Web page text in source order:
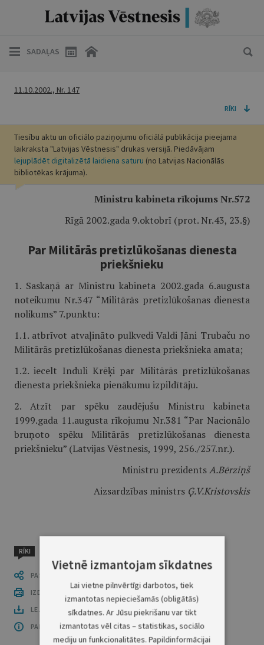
SADAĻAS
11.10.2002., Nr. 147
RĪKI
Tiesību aktu un oficiālo paziņojumu oficiālā publikācija pieejama
laikraksta "Latvijas Vēstnesis" drukas versijā. Piedāvājam
lejuplādēt digitalizētā laidiena saturu (no Latvijas Nacionālās
bibliotēkas krājuma).
Ministru kabineta rīkojums Nr.572
Rīgā 2002.gada 9.oktobrī (prot. Nr.43, 23.§)
Par Militārās pretizlūkošanas dienesta
priekšnieku
1. Saskaņā ar Ministru kabineta 2002.gada 6.augusta
noteikumu Nr.347 “Militārās pretizlūkošanas dienesta
nolikums” 7.punktu:
1.1. atbrīvot atvaļināto pulkvedi Valdi Jāni Trubaču no
Militārās pretizlūkošanas dienesta priekšnieka amata;
1.2. iecelt Induli Krēķi par Militārās pretizlūkošanas
dienesta priekšnieka pienākumu izpildītāju.
2. Atzīt par spēku zaudējušu Ministru kabineta
1999.gada 11.augusta rīkojumu Nr.381 “Par Nacionālo
bruņoto spēku Militārās pretizlūkošanas dienesta
priekšnieku” (Latvijas Vēstnesis, 1999, 256./257.nr.).
Ministru prezidentsA.Bērziņš
Aizsardzības ministrs Ģ.V.Kristovskis
RĪKI
PASTĀSTI CITIEM
IZDRUKĀT PUBLIKĀCIJU
LEJUPLĀDĒT LAIDIENU (PDF)
PAR OFICIĀLO IZDEVUMU
Vietnē izmantojam sīkdatnes
Lai vietne pilnvērtīgi darbotos, tiek
izmantotas nepieciešamās (obligātās)
sīkdatnes. Ar Jūsu piekrišanu var tikt
izmantotas vēl citas – statistikas, sociālo
mediju un funkcionalitātes. Papildinformācijai